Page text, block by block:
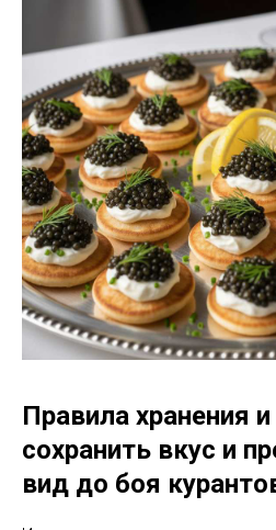
Правила хранения
сохранить вкус и
вид до боя